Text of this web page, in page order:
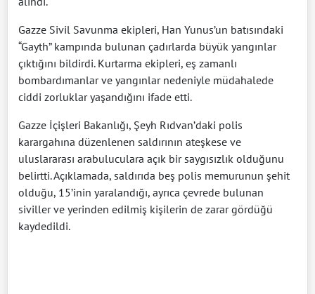
Gazze Sivil Savunma ekipleri, Han Yunus’un batısındaki
“Gayth” kampında bulunan çadırlarda büyük yangınlar
çıktığını bildirdi. Kurtarma ekipleri, eş zamanlı
bombardımanlar ve yangınlar nedeniyle müdahalede
ciddi zorluklar yaşandığını ifade etti.
Gazze İçişleri Bakanlığı, Şeyh Rıdvan’daki polis
karargahına düzenlenen saldırının ateşkese ve
uluslararası arabuluculara açık bir saygısızlık olduğunu
belirtti. Açıklamada, saldırıda beş polis memurunun şehit
olduğu, 15’inin yaralandığı, ayrıca çevrede bulunan
siviller ve yerinden edilmiş kişilerin de zarar gördüğü
kaydedildi.